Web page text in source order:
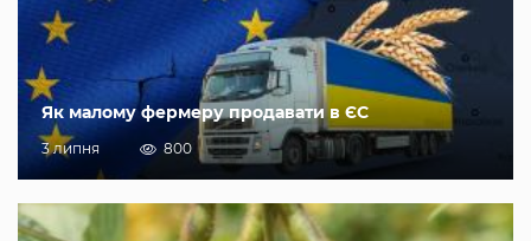
Як малому фермеру продавати в ЄС
3 липня 800